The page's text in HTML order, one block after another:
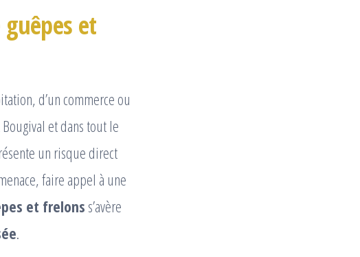
et
d’un commerce ou
et dans tout le
un risque direct
faire appel à une
et frelons s’avère
.